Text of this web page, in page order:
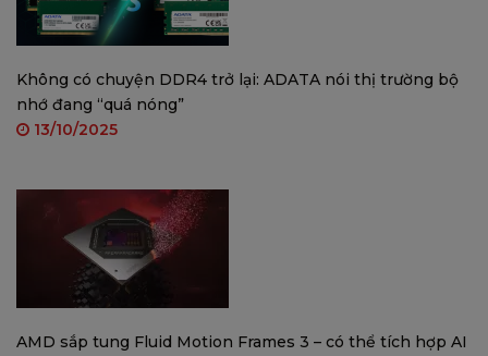
Không có chuyện DDR4 trở lại: ADATA nói thị trường bộ
nhớ đang “quá nóng”
13/10/2025
AMD sắp tung Fluid Motion Frames 3 – có thể tích hợp AI